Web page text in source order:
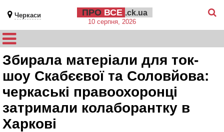
Черкаси ПРО ВСЕ .ck.ua
10 серпня, 2026
Збирала матеріали для ток-
шоу Скабєєвої та Соловйова:
черкаські правоохоронці
затримали колаборантку в
Харкові